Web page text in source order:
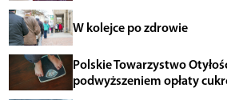
W kolejce po zdrowie
Polskie Towarzystwo
podwyższeniem opłaty